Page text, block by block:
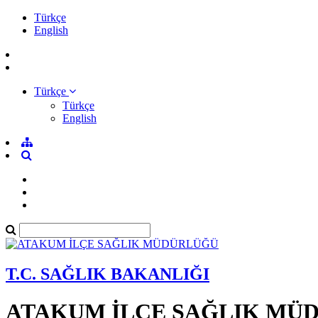
Türkçe
English
Türkçe
Türkçe
English
T.C. SAĞLIK BAKANLIĞI
ATAKUM İLÇE SAĞLIK